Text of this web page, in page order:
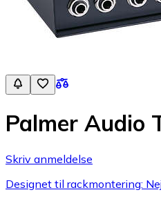
Palmer Audio
Skriv anmeldelse
Designet til rackmontering: Nej